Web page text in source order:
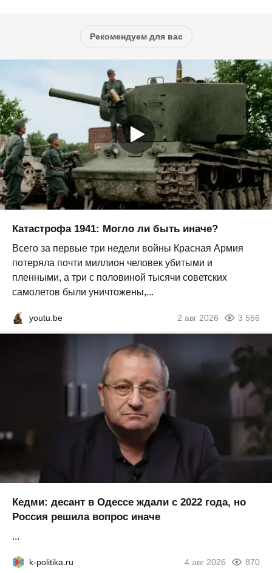
Рекомендуем для вас
Катастрофа 1941: Могло ли быть иначе?
Всего за первые три недели войны Красная Армия
потеряла почти миллион человек убитыми и
пленными, а три с половиной тысячи советских
самолетов были уничтожены,...
youtu.be 2 авг 2026 3 556
Кедми: десант в Одессе ждали с 2022 года, но
Россия решила вопрос иначе
...
k-politika.ru 4 авг 2026 870